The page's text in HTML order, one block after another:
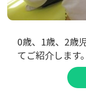
0歳、1歳、2歳
てご紹介します。